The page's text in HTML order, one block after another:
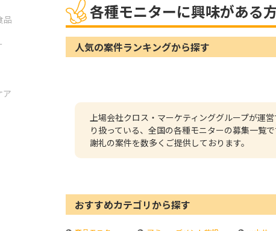
品
ア
各種モニターに興味がある
人気の案件ランキングから探す
上場会社クロス・マーケティンググループが運
り扱っている、全国の各種モニターの募集一覧
謝礼の案件を数多くご提供しております。
おすすめカテゴリから探す